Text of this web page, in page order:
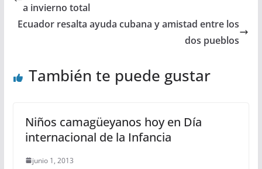
a invierno total
Ecuador resalta ayuda cubana y amistad entre los
dos pueblos
También te puede gustar
Niños camagüeyanos hoy en Día
internacional de la Infancia
junio 1, 2013